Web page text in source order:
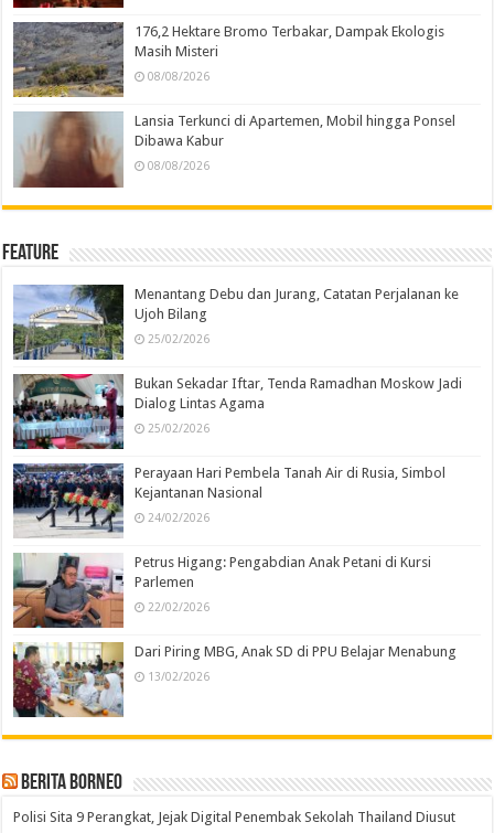
176,2 Hektare Bromo Terbakar, Dampak Ekologis
Masih Misteri
08/08/2026
Lansia Terkunci di Apartemen, Mobil hingga Ponsel
Dibawa Kabur
08/08/2026
Feature
Menantang Debu dan Jurang, Catatan Perjalanan ke
Ujoh Bilang
25/02/2026
Bukan Sekadar Iftar, Tenda Ramadhan Moskow Jadi
Dialog Lintas Agama
25/02/2026
Perayaan Hari Pembela Tanah Air di Rusia, Simbol
Kejantanan Nasional
24/02/2026
Petrus Higang: Pengabdian Anak Petani di Kursi
Parlemen
22/02/2026
Dari Piring MBG, Anak SD di PPU Belajar Menabung
13/02/2026
Berita Borneo
Polisi Sita 9 Perangkat, Jejak Digital Penembak Sekolah Thailand Diusut